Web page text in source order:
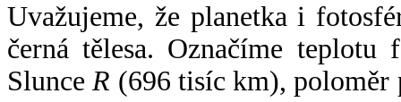
Uvažujeme, že planetka i
černá tělesa. Označíme
SlunceR (696 tisíc km),